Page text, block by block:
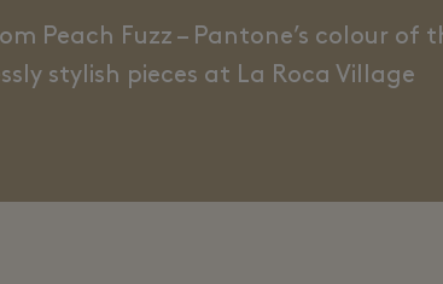
Peach Fuzz – Pantone’s colour of
stylish pieces at La Roca Village.